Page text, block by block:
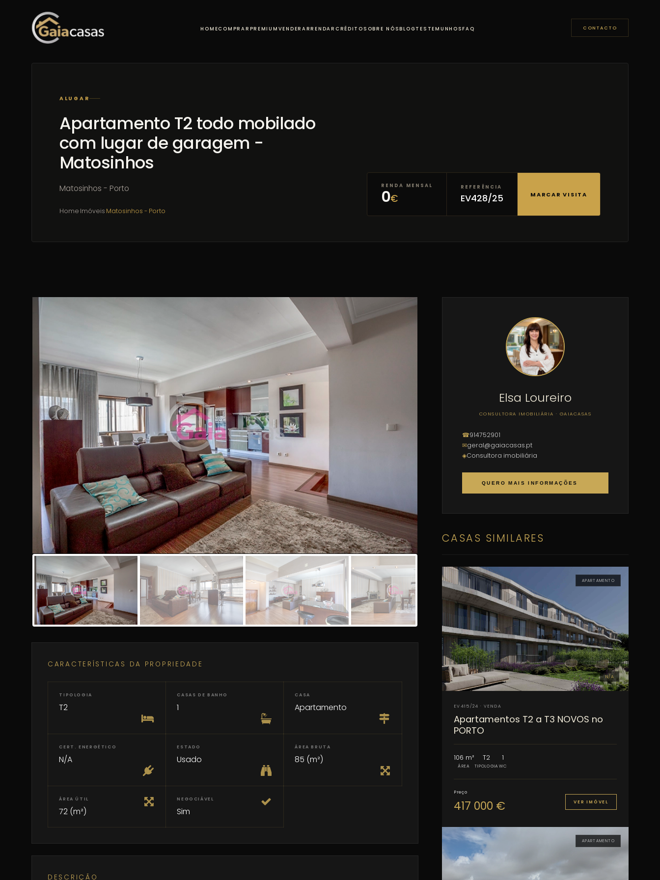
HOMECOMPRAR PREMIUM VENDER ARRENDAR CRÉDITO SOBRE NÓSBLOGTESTEMUNHOSFAQ CONTACTO
ALUGAR
Apartamento T2 todo mobilado
com lugar de garagem -
Matosinhos
Matosinhos - Porto
Home·Imóveis·Matosinhos - Porto
RENDA MENSAL
0€
REFERÊNCIA
EV428/25 MARCAR VISITA
CARACTERÍSTICAS DA PROPRIEDADE
TIPOLOGIA
T2
CASAS DE BANHO
1
CASA
Apartamento
CERT. ENERGÉTICO
N/A
ESTADO
Usado
ÁREA BRUTA
85 (m²)
ÁREA ÚTIL
72 (m²)
NEGOCIÁVEL
Sim
DESCRIÇÃO
Elsa Loureiro
CONSULTORA IMOBILIÁRIA · GAIACASAS
☎914752901
✉geral@gaiacasas.pt
◈Consultora imobiliária
QUERO MAIS INFORMAÇÕES
CASAS SIMILARES
APARTAMENTO
N/A
EV415/24 · VENDA
Apartamentos T2 a T3 NOVOS no
PORTO
106 m²
ÁREA
T2
TIPOLOGIA
1
WC
Preço
417 000 € VER IMÓVEL
APARTAMENTO